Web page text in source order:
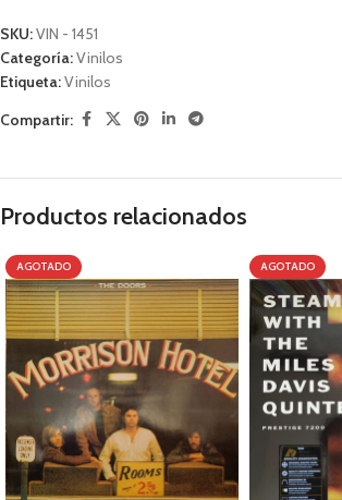
SKU:VIN - 1451
Categoría:Vinilos
Etiqueta:Vinilos
Compartir:
Productos relacionados
AGOTADO AGOTADO